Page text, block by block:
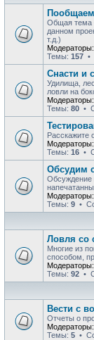
Общая тема
данном
т.д.)
Модераторы:
Темы: 157 •
Снасти и
Удилища,
ловли на
Модераторы:
Темы: 80 •
Расскажите
Модераторы:
Темы: 16 •
Обсудим
Обсуждение
Модераторы:
Темы: 9 •
Ловля со
Многие из
способом,
Модераторы:
Темы: 92 •
Вести с
Отчеты о
Модераторы:
Темы: 5 •